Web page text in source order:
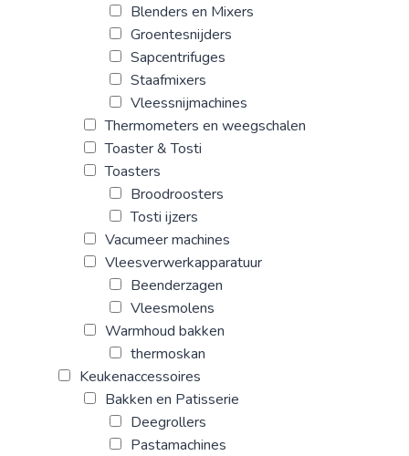
Blenders en Mixers
Groentesnijders
Sapcentrifuges
Staafmixers
Vleessnijmachines
Thermometers en weegschalen
Toaster & Tosti
Toasters
Broodroosters
Tosti ijzers
Vacumeer machines
Vleesverwerkapparatuur
Beenderzagen
Vleesmolens
Warmhoud bakken
thermoskan
Keukenaccessoires
Bakken en Patisserie
Deegrollers
Pastamachines